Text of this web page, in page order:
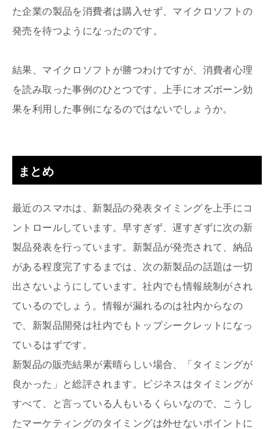
た企業の製品を消費者は購入せず、マイクロソフトの
発売を待つようになったのです。
結果、マイクロソフトが勝つわけですが、消費者心理
を読み取った事例のひとつです。上手にオズボーン効
果を利用した事例になるのではないでしょうか。
まとめ
最近のスマホは、新製品の発表タイミングを上手にコ
ントロールしています。早すぎず、遅すぎずに次の新
製品発表を行っています。新製品が発売されて、納品
がある程度完了するまでは、次の新製品の話題は一切
出さないようにしています。社内でも情報統制がされ
ているのでしょう。情報が漏れるのは社内からなの
で、新製品開発は社内でもトップシークレットになっ
ているはずです。
新製品の販売結果が素晴らしい場合、「タイミングが
良かった」と総評されます。ビジネスはタイミングが
すべて、と言っている人もいるくらいなので、こうし
たマーケティングのタイミングは外せないポイントに